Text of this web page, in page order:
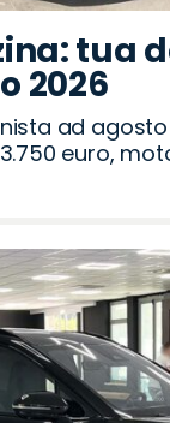
tua
2026
ad agosto
euro,